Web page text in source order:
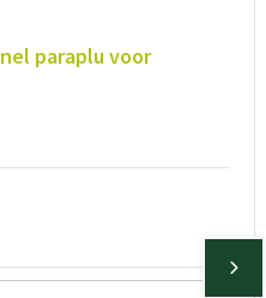
paraplu voor